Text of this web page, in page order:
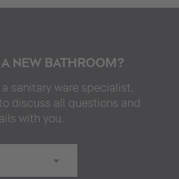
NEW BATHROOM?
sanitary ware specialist,
discuss all questions and
with you.